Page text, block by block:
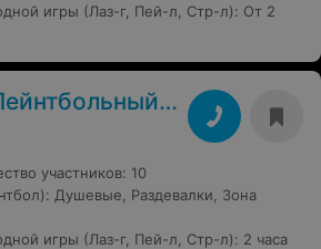
игры (Лаз-г, Пей-л, Стр-л): От 2
клуб
участников: 10
: Душевые Раздевалки
Зона
игры (Лаз-г, Пей-л, Стр-л): 2 часа